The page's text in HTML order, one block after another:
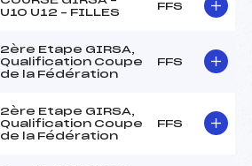
U10 U12 – FILLES
FFS
2ère Etape GIRSA,
Qualification Coupe
de la Fédération
FFS
2ère Etape GIRSA,
Qualification Coupe
de la Fédération
FFS